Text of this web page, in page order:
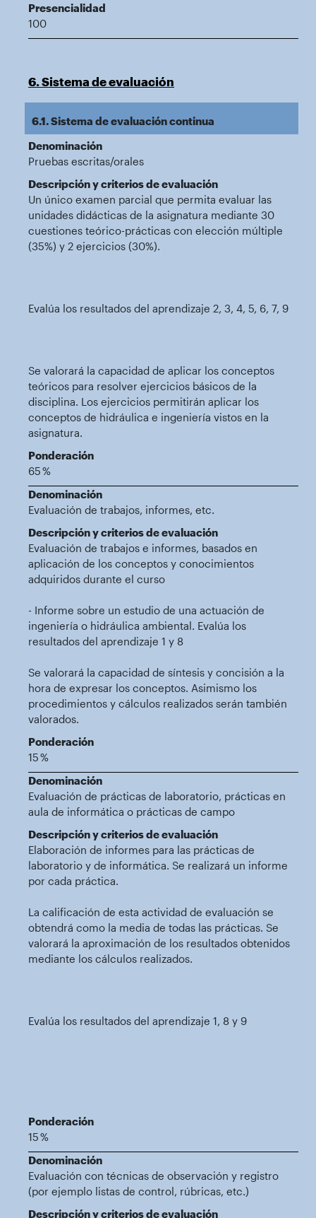
Presencialidad
100
6. Sistema de evaluación
6.1. Sistema de evaluación continua
Denominación
Pruebas escritas/orales
Descripción y criterios de evaluación
Un único examen parcial que permita evaluar las
unidades didácticas de la asignatura mediante 30
cuestiones teórico-prácticas con elección múltiple
(35%) y 2 ejercicios (30%).
Evalúa los resultados del aprendizaje 2, 3, 4, 5, 6, 7, 9
Se valorará la capacidad de aplicar los conceptos
teóricos para resolver ejercicios básicos de la
disciplina. Los ejercicios permitirán aplicar los
conceptos de hidráulica e ingeniería vistos en la
asignatura.
Ponderación
65 %
Denominación
Evaluación de trabajos, informes, etc.
Descripción y criterios de evaluación
Evaluación de trabajos e informes, basados en
aplicación de los conceptos y conocimientos
adquiridos durante el curso
- Informe sobre un estudio de una actuación de
ingeniería o hidráulica ambiental. Evalúa los
resultados del aprendizaje 1 y 8
Se valorará la capacidad de síntesis y concisión a la
hora de expresar los conceptos. Asimismo los
procedimientos y cálculos realizados serán también
valorados.
Ponderación
15 %
Denominación
Evaluación de prácticas de laboratorio, prácticas en
aula de informática o prácticas de campo
Descripción y criterios de evaluación
Elaboración de informes para las prácticas de
laboratorio y de informática. Se realizará un informe
por cada práctica.
La calificación de esta actividad de evaluación se
obtendrá como la media de todas las prácticas. Se
valorará la aproximación de los resultados obtenidos
mediante los cálculos realizados.
Evalúa los resultados del aprendizaje 1, 8 y 9
Ponderación
15 %
Denominación
Evaluación con técnicas de observación y registro
(por ejemplo listas de control, rúbricas, etc.)
Descripción y criterios de evaluación